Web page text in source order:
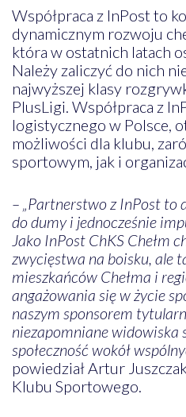
Współpraca z InPost to
dynamicznym rozwoju
która w ostatnich latach
Należy zaliczyć do nich
najwyższej klasy
PlusLigi. Współpraca z
logistycznego w Polsce,
możliwości dla klubu,
sportowym, jak i
– „Partnerstwo z InPost to
do dumy i jednocześnie
Jako InPost ChKS Chełm
zwycięstwa na boisku, ale
mieszkańców Chełma i
angażowania się w życie
naszym sponsorem
niezapomniane widowiska
społeczność wokół
powiedział Artur
Klubu Sportowego.